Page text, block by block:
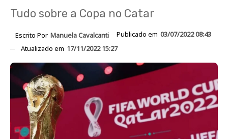
Tudo sobre a Copa no Catar
Escrito Por Manuela Cavalcanti Publicado em 03/07/2022 08:43
Atualizado em 17/11/2022 15:27